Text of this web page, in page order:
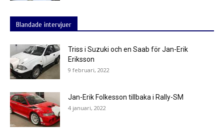
Blandade intervjuer
Triss i Suzuki och en Saab för Jan-Erik
Eriksson
9 februari, 2022
Jan-Erik Folkesson tillbaka i Rally-SM
4 januari, 2022